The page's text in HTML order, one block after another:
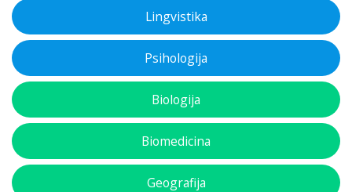
Lingvistika
Psihologija
Biologija
Biomedicina
Geografija